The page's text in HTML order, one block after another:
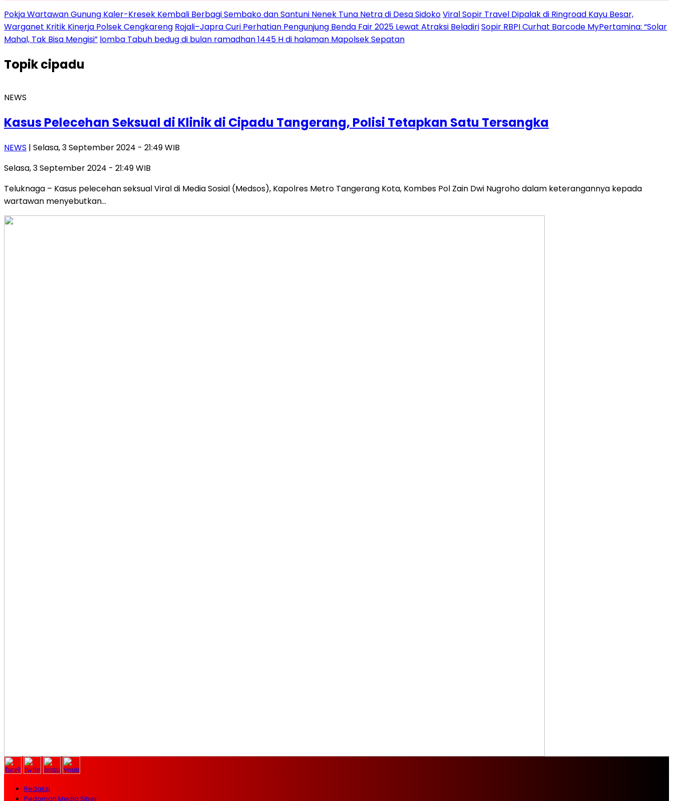
Pokja Wartawan Gunung Kaler-Kresek Kembali Berbagi Sembako dan Santuni Nenek Tuna Netra di Desa SidokoViral Sopir Travel Dipalak di Ringroad Kayu Besar,
Warganet Kritik Kinerja Polsek Cengkareng Rojali–Japra Curi Perhatian Pengunjung Benda Fair 2025 Lewat Atraksi BeladiriSopir RBPI Curhat Barcode MyPertamina: “Solar
Mahal, Tak Bisa Mengisi” lomba Tabuh bedug di bulan ramadhan 1445 H di halaman Mapolsek Sepatan
Topikcipadu
NEWS
Kasus Pelecehan Seksual di Klinik di Cipadu Tangerang, Polisi Tetapkan Satu Tersangka
NEWS | Selasa, 3 September 2024 - 21:49 WIB
Selasa, 3 September 2024 - 21:49 WIB
Teluknaga – Kasus pelecehan seksual Viral di Media Sosial (Medsos), Kapolres Metro Tangerang Kota, Kombes Pol Zain Dwi Nugroho dalam keterangannya kepada
wartawan menyebutkan…
Redaksi
Pedoman Media Siber